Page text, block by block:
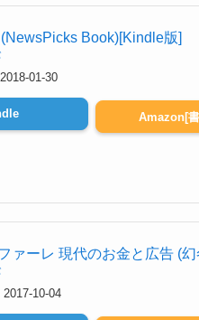
Book)[Kindle版]
01-30
Amazon[
ァーレ 現代のお金と広告 (
10-04